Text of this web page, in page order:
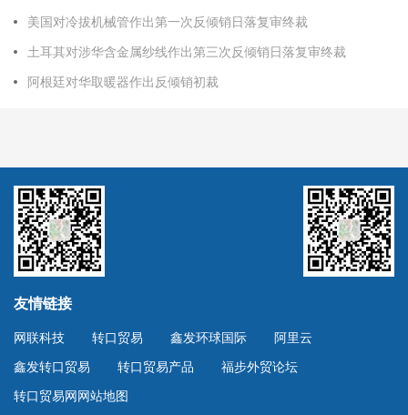
美国对冷拔机械管作出第一次反倾销日落复审终裁
土耳其对涉华含金属纱线作出第三次反倾销日落复审终裁
阿根廷对华取暖器作出反倾销初裁
友情链接
网联科技 转口贸易 鑫发环球国际
阿里云
鑫发转口贸易
转口贸易产品
福步外贸论坛
转口贸易网网站地图